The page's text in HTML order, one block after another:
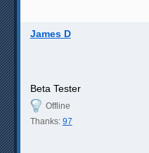
James D
Beta Tester
Offline
Thanks: 97